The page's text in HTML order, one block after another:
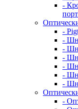
-
-
-
-
-
-
-
-
-